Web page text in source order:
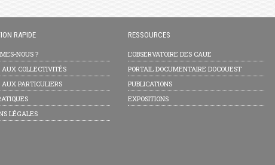
RAPIDE
NOUS ?
AUX COLLECTIVITÉS
AUX PARTICULIERS
LÉGALES
RESSOURCES
L’OBSERVATOIRE DES CAUE
PORTAIL DOCUMENTAIRE DOCOUEST
PUBLICATIONS
EXPOSITIONS